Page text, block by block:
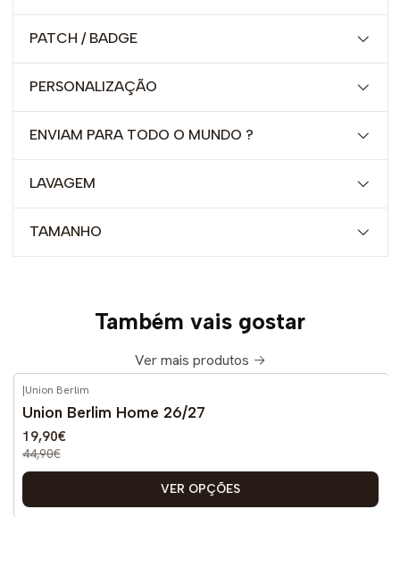
PATCH / BADGE
PERSONALIZAÇÃO
ENVIAM PARA TODO O MUNDO ?
LAVAGEM
TAMANHO
Também vais gostar
Ver mais produtos
-56%DESCONTO
|Union Berlim
Union Berlim Home 26/27
19,90€
44,90€
VER OPÇÕES